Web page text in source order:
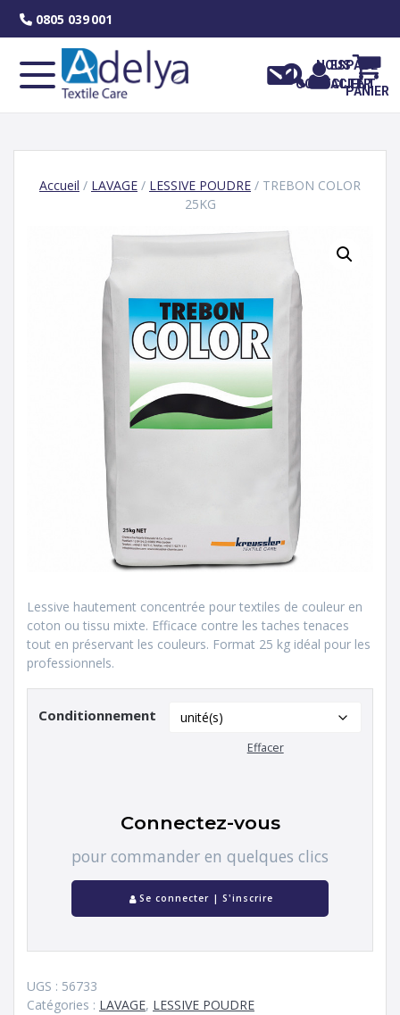
0805 039 001
NOUS
CONTACTER
ESPACE
CLIENT
PANIER
Accueil / LAVAGE / LESSIVE POUDRE / TREBON COLOR
25KG
Lessive hautement concentrée pour textiles de couleur en
coton ou tissu mixte. Efficace contre les taches tenaces
tout en préservant les couleurs. Format 25 kg idéal pour les
professionnels.
Conditionnement
Effacer
Connectez-vous
pour commander en quelques clics
Se connecter | S'inscrire
UGS : 56733
Catégories : LAVAGE, LESSIVE POUDRE